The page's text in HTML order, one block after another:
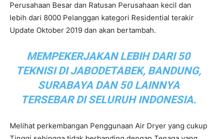
Perusahaan Besar dan Ratusan Perusahaan kecil dan
lebih dari 8000 Pelanggan kategori Residential terakir
Update Oktober 2019 dan akan bertambah.
MEMPEKERJAKAN LEBIH DARI 50
TEKNISI DI JABODETABEK, BANDUNG,
SURABAYA DAN 50 LAINNYA
TERSEBAR DI SELURUH INDONESIA.
Melihat perkembangan Penggunaan Air Dryer yang cukup